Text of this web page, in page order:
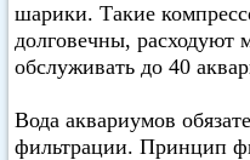
шарики. Такие
долговечны, расходуют
обслуживать до 40
Вода аквариумов
фильтрации. Принцип